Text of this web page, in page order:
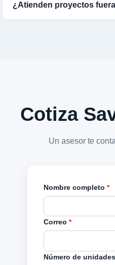
¿Atienden proyectos
Cotiza
Un asesor te
Nombre completo *
Correo *
Número de